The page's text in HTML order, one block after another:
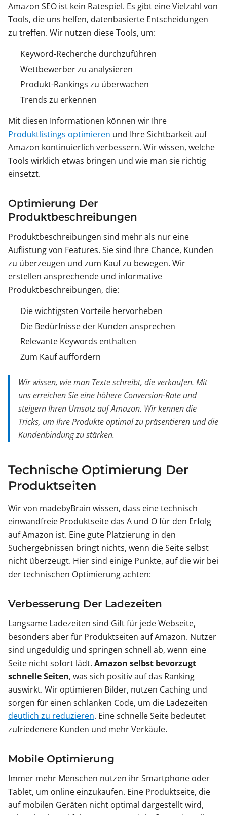
Amazon SEO ist kein Ratespiel. Es gibt eine Vielzahl von
Tools, die uns helfen, datenbasierte Entscheidungen
zu treffen. Wir nutzen diese Tools, um:
Keyword-Recherche durchzuführen
Wettbewerber zu analysieren
Produkt-Rankings zu überwachen
Trends zu erkennen
Mit diesen Informationen können wir Ihre
Produktlistings optimieren und Ihre Sichtbarkeit auf
Amazon kontinuierlich verbessern. Wir wissen, welche
Tools wirklich etwas bringen und wie man sie richtig
einsetzt.
Optimierung Der
Produktbeschreibungen
Produktbeschreibungen sind mehr als nur eine
Auflistung von Features. Sie sind Ihre Chance, Kunden
zu überzeugen und zum Kauf zu bewegen. Wir
erstellen ansprechende und informative
Produktbeschreibungen, die:
Die wichtigsten Vorteile hervorheben
Die Bedürfnisse der Kunden ansprechen
Relevante Keywords enthalten
Zum Kauf auffordern
Wir wissen, wie man Texte schreibt, die verkaufen. Mit
uns erreichen Sie eine höhere Conversion-Rate und
steigern Ihren Umsatz auf Amazon. Wir kennen die
Tricks, um Ihre Produkte optimal zu präsentieren und die
Kundenbindung zu stärken.
Technische Optimierung Der
Produktseiten
Wir von madebyBrain wissen, dass eine technisch
einwandfreie Produktseite das A und O für den Erfolg
auf Amazon ist. Eine gute Platzierung in den
Suchergebnissen bringt nichts, wenn die Seite selbst
nicht überzeugt. Hier sind einige Punkte, auf die wir bei
der technischen Optimierung achten:
Verbesserung Der Ladezeiten
Langsame Ladezeiten sind Gift für jede Webseite,
besonders aber für Produktseiten auf Amazon. Nutzer
sind ungeduldig und springen schnell ab, wenn eine
Seite nicht sofort lädt. Amazon selbst bevorzugt
schnelle Seiten, was sich positiv auf das Ranking
auswirkt. Wir optimieren Bilder, nutzen Caching und
sorgen für einen schlanken Code, um die Ladezeiten
deutlich zu reduzieren. Eine schnelle Seite bedeutet
zufriedenere Kunden und mehr Verkäufe.
Mobile Optimierung
Immer mehr Menschen nutzen ihr Smartphone oder
Tablet, um online einzukaufen. Eine Produktseite, die
auf mobilen Geräten nicht optimal dargestellt wird,